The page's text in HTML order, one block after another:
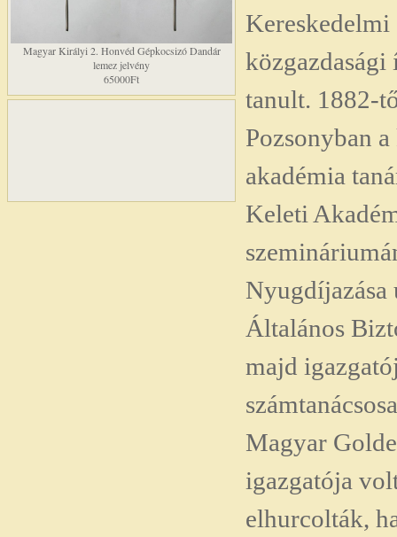
Magyar Királyi 2. Honvéd Gépkocsizó Dandár
lemez jelvény
65000Ft
Kereskedelmi
közgazdasági
tanult. 1882-
Pozsonyban
akadémia
Keleti
Nyugdíjazása
Általános
majd
Magyar
igazgatója
elhurcolták,